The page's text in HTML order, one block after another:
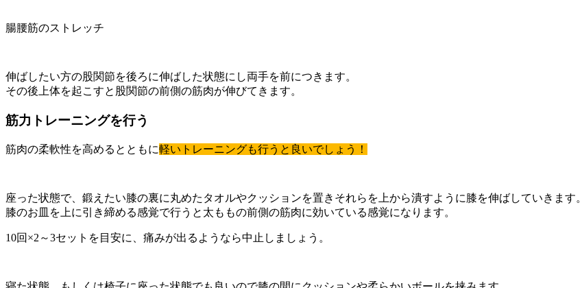
腸腰筋のストレッチ
伸ばしたい方の股関節を後ろに伸ばした状態にし両手を前につきます。
その後上体を起こすと股関節の前側の筋肉が伸びてきます。
筋力トレーニングを行う
筋肉の柔軟性を高めるとともに軽いトレーニングも行うと良いでしょう！
座った状態で、鍛えたい膝の裏に丸めたタオルやクッションを置きそれらを上から潰すように膝を伸ばしていきます。
膝のお皿を上に引き締める感覚で行うと太ももの前側の筋肉に効いている感覚になります。
10回×2～3セットを目安に、痛みが出るようなら中止しましょう。